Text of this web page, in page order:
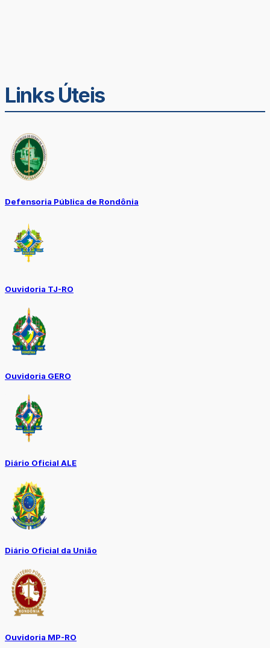
Links Úteis
Defensoria Pública de Rondônia
Ouvidoria TJ-RO
Ouvidoria GERO
Diário Oficial ALE
Diário Oficial da União
Ouvidoria MP-RO